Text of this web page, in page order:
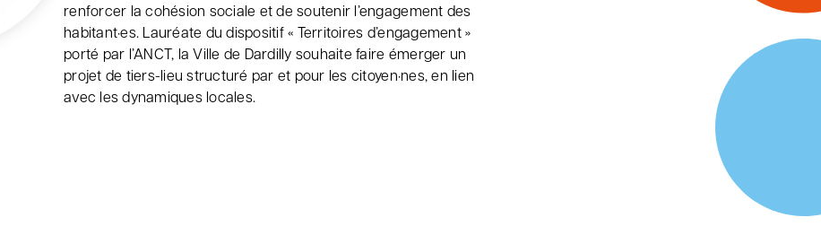
renforcer la cohésion sociale et de soutenir l’engagement des
habitant·es. Lauréate du dispositif « Territoires d’engagement »
porté par l’ANCT, la Ville de Dardilly souhaite faire émerger un
projet de tiers-lieu structuré par et pour les citoyen·nes, en lien
avec les dynamiques locales.